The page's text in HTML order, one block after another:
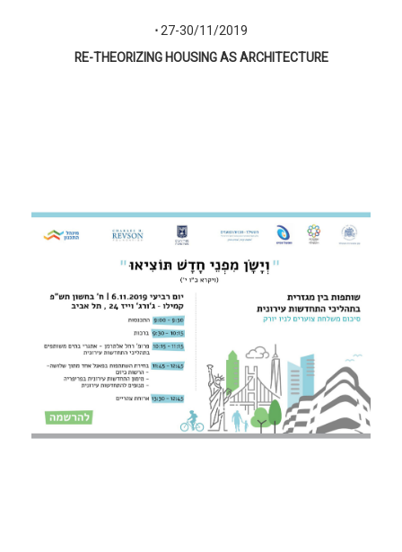
27-30/11/2019
⋅
RE-THEORIZING HOUSING ASARCHITECTURE